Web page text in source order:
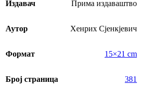
Издавач Прима издаваштво
Аутор Хенрих Сјенкјевич
Формат 15×21 cm
Број страница 381